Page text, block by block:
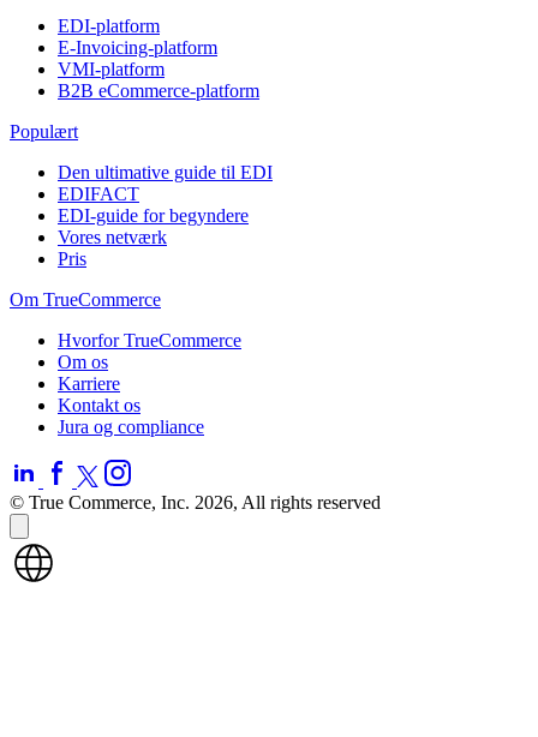
EDI-platform
E-Invoicing-platform
VMI-platform
B2B eCommerce-platform
Populært
Den ultimative guide til EDI
EDIFACT
EDI-guide for begyndere
Vores netværk
Pris
Om TrueCommerce
Hvorfor TrueCommerce
Om os
Karriere
Kontakt os
Jura og compliance
© True Commerce, Inc. 2026, All rights reserved